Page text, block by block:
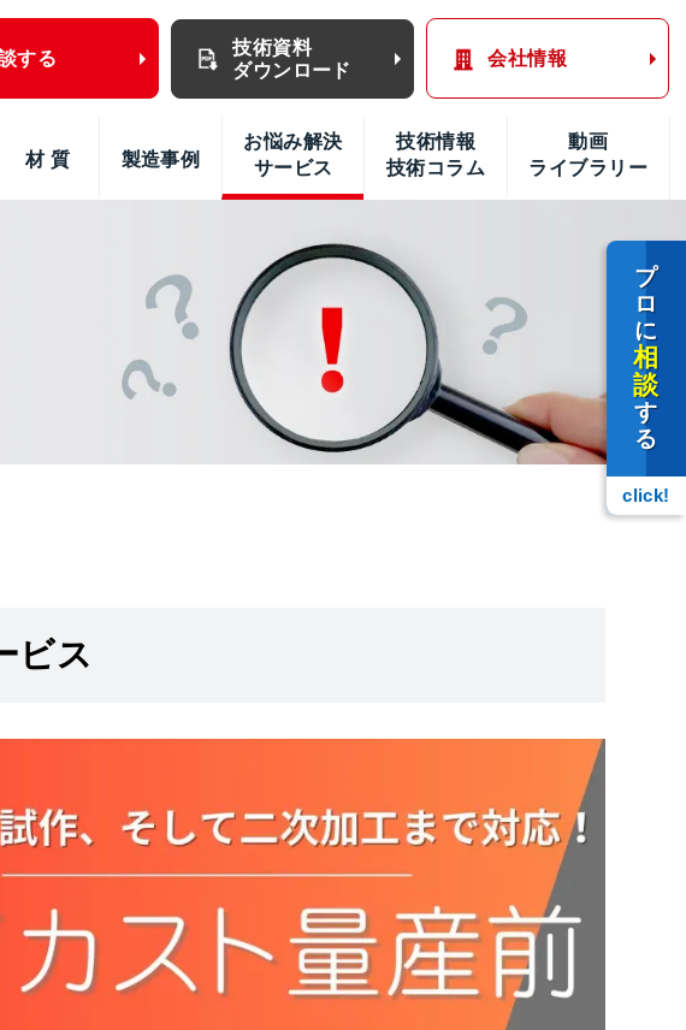
する
技術資料
ダウンロード
会社情報
材 質 製造事例
お悩み解決
サービス
技術情報
技術コラム
動画
ライブラリー
ビス
プ
ロ
に
相
談
す
る
click!